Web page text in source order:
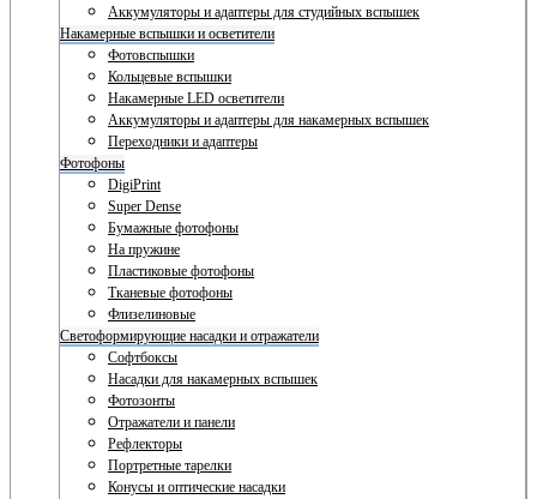
Аккумуляторы и адаптеры для студийных вспышек
Накамерные вспышки и осветители
Фотовспышки
Кольцевые вспышки
Накамерные LED осветители
Аккумуляторы и адаптеры для накамерных вспышек
Переходники и адаптеры
Фотофоны
DigiPrint
Super Dense
Бумажные фотофоны
На пружине
Пластиковые фотофоны
Тканевые фотофоны
Флизелиновые
Светоформирующие насадки и отражатели
Софтбоксы
Насадки для накамерных вспышек
Фотозонты
Отражатели и панели
Рефлекторы
Портретные тарелки
Конусы и оптические насадки